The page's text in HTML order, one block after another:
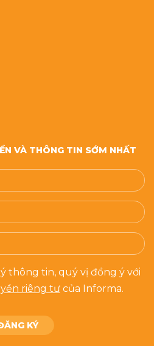
VÀ THÔNG TIN SỚM NHẤT
thông tin, quý vị đồng ý với
riêng tưcủa Informa.